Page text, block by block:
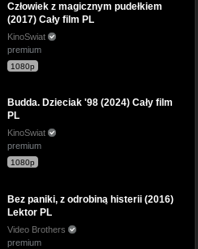
Człowiek z magicznym pudełkiem
(2017) Cały film PL
KinoSwiat
premium
1080p
Budda. Dzieciak '98 (2024) Cały film
PL
KinoSwiat
premium
1080p
Bez paniki, z odrobiną histerii (2016)
Lektor PL
Video Brothers
premium